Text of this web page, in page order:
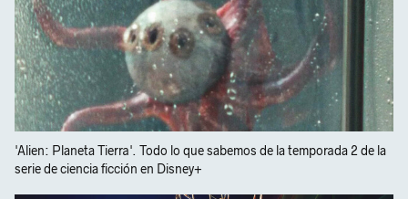
'Alien: Planeta Tierra'. Todo lo que sabemos de la temporada 2 de la
serie de ciencia ficción en Disney+